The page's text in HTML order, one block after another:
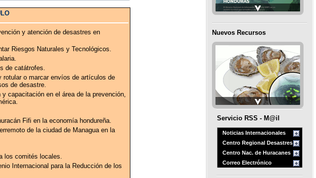
y atención de desastres en
Riesgos Naturales y Tecnológicos.
de catátrofes.
rotular o marcar envíos de artículos de
de desastre.
capacitación en el área de la prevención,
Fifi en la economía hondureña.
de la ciudad de Managua en la
los comités locales.
Internacional para la Reducción de los
Nuevos Recursos
Servicio RSS - M@il
Noticias Internacionales
Centro Regional Desastres
Centro Nac. de Huracanes
Correo Electrónico